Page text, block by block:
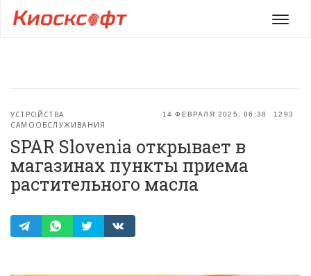
Меню
14 ФЕВРАЛЯ 2025, 06:38 1293
УСТРОЙСТВА
САМООБСЛУЖИВАНИЯ
SPAR Slovenia открывает в
магазинах пункты приема
растительного масла